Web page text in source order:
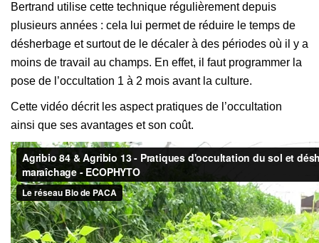
Bertrand utilise cette technique régulièrement depuis
plusieurs années : cela lui permet de réduire le temps de
désherbage et surtout de le décaler à des périodes où il y a
moins de travail au champs. En effet, il faut programmer la
pose de l’occultation 1 à 2 mois avant la culture.
Cette vidéo décrit les aspect pratiques de l’occultation
ainsi que ses avantages et son coût.